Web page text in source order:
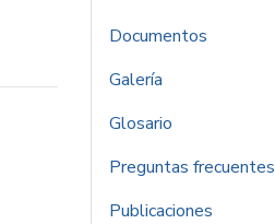
Documentos
Galería
Glosario
Preguntas frecuentes
Publicaciones